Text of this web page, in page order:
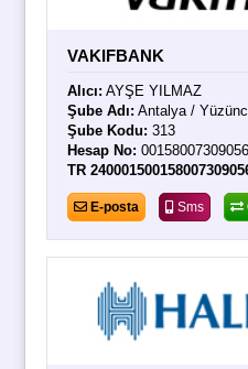
VAKIFBANK
Alıcı: AYŞE YILMAZ
Şube Adı: Antalya /
Şube Kodu: 313
Hesap No:
TR
E-posta Sms